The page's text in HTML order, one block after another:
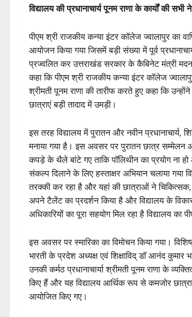
विद्यालय की प्रधानाचार्य पूनम राणा के कार्यों की सभी
पीएम श्री राजकीय कन्या इंटर कॉलेज ज्वालापुर का
आयोजन किया गया जिसमें बड़ी संख्या में पूर्व
प्रज्वलित कर उत्तराखंड सरकार के कैबिनेट मंत्री
कहा कि पीएम श्री राजकीय कन्या इंटर कॉलेज ज्वालापुर
श्रीमती पूनम राणा की तारीफ करते हुए कहा कि उन्होंने
छात्राएं बड़ी तादाद में उमड़ी।
इस तरह विद्यालय में पुरातन और नवीन प्रधानाचार्य,
मनाया गया है। इस अवसर पर पुरातन छात्र सम्मेलन
कपड़े के थैले बांटे गए ताकि पॉलिथीन का प्रयोग ना
संकल्प दिलाने के लिए हस्ताक्षर अभियान चलाया गया
तरक्की कर रहा है और यहां की छात्राओं ने चिकित्सक,
अपने टैलेंट का प्रदर्शन किया है और विद्यालय के
अधिकारियों का पूरा सहयोग मिल रहा है विद्यालय
इस अवसर पर स्मारिका का विमोचन किया गया।
भारती के प्रदेश अध्यक्ष एवं शिक्षाविद् डॉ आनंद कुमार
उनकी कर्मठ प्रधानाचार्या श्रीमती पूनम राणा के
किए हैं और यह विद्यालय आर्थिक रूप से कमजोर
आयोजित किए गए।